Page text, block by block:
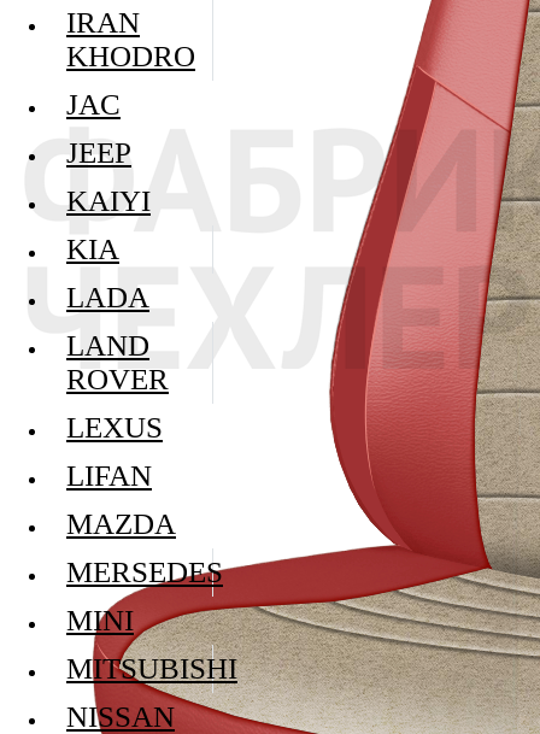
IRAN
KHODRO
JAC
JEEP
KAIYI
KIA
LADA
LAND
ROVER
LEXUS
LIFAN
MAZDA
MERSEDES
MINI
MITSUBISHI
NISSAN